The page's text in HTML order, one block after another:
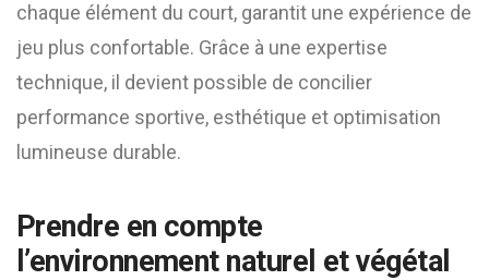
chaque élément du court, garantit une expérience de
jeu plus confortable. Grâce à une expertise
technique, il devient possible de concilier
performance sportive, esthétique et optimisation
lumineuse durable.
Prendre en compte
l’environnement naturel et végétal